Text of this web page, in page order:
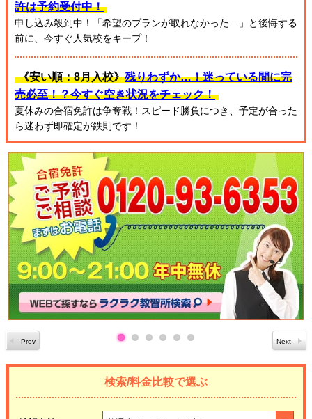
許は予約受付中！
申し込み殺到中！「希望のプランが取れなかった…」と後悔する
前に、今すぐ人気校をキープ！
《安い順：8月入校》残りわずか…！迷っている間に完
売必至！？今すぐ空き状況をチェック！
夏休みの合宿免許は争奪戦！スピード勝負につき、予定が合った
ら迷わず即確定が鉄則です！
検索/料金比較で選ぶ